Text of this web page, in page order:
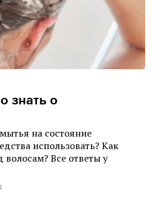
знать о
на состояние
использовать? Как
Все ответы у